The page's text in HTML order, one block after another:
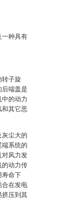
一种具有
转子旋
端盖是
的动力
和其它恶
灰尘大的
端系统的
对风力发
的动力传
寿命下
合在发电
挤压到其